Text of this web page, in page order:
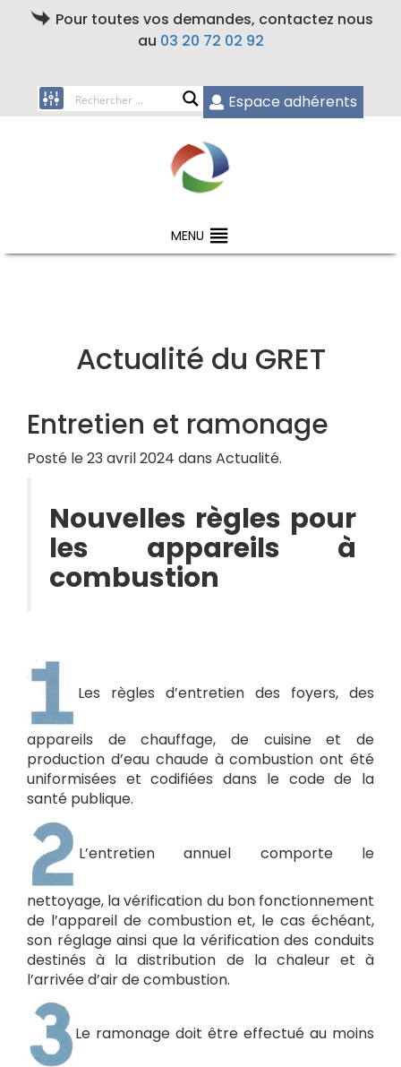
Pour toutes vos demandes, contactez nous
au 03 20 72 02 92
Espace adhérents
MENU
Actualité du GRET
Entretien et ramonage
Posté le 23 avril 2024 dans Actualité.
Nouvelles règles pour
les appareils à
combustion
Les règles d’entretien des foyers, des
appareils de chauffage, de cuisine et de
production d’eau chaude à combustion ont été
uniformisées et codifiées dans le code de la
santé publique.
L’entretien annuel comporte le
nettoyage, la vérification du bon fonctionnement
de l’appareil de combustion et, le cas échéant,
son réglage ainsi que la vérification des conduits
destinés à la distribution de la chaleur et à
l’arrivée d’air de combustion.
Le ramonage doit être effectué au moins